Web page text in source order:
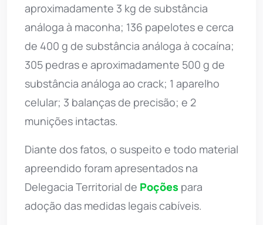
aproximadamente 3 kg de substância
análoga à maconha; 136 papelotes e cerca
de 400 g de substância análoga à cocaína;
305 pedras e aproximadamente 500 g de
substância análoga ao crack; 1 aparelho
celular; 3 balanças de precisão; e 2
munições intactas.
Diante dos fatos, o suspeito e todo material
apreendido foram apresentados na
Delegacia Territorial de Poções para
adoção das medidas legais cabíveis.